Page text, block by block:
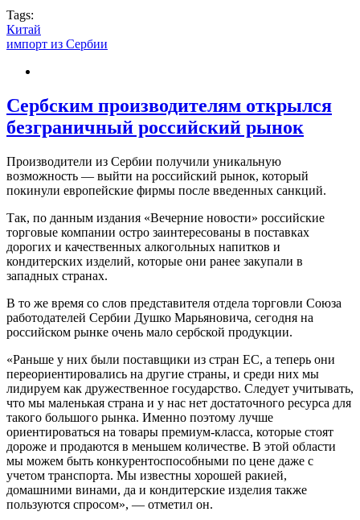
Tags:
Китай
импорт из Сербии
Сербским производителям открылся
безграничный российский рынок
Производители из Сербии получили уникальную
возможность — выйти на российский рынок, который
покинули европейские фирмы после введенных санкций.
Так, по данным издания «Вечерние новости» российские
торговые компании остро заинтересованы в поставках
дорогих и качественных алкогольных напитков и
кондитерских изделий, которые они ранее закупали в
западных странах.
В то же время со слов представителя отдела торговли Союза
работодателей Сербии Душко Марьяновича, сегодня на
российском рынке очень мало сербской продукции.
«Раньше у них были поставщики из стран ЕС, а теперь они
переориентировались на другие страны, и среди них мы
лидируем как дружественное государство. Следует учитывать,
что мы маленькая страна и у нас нет достаточного ресурса для
такого большого рынка. Именно поэтому лучше
ориентироваться на товары премиум-класса, которые стоят
дороже и продаются в меньшем количестве. В этой области
мы можем быть конкурентоспособными по цене даже с
учетом транспорта. Мы известны хорошей ракией,
домашними винами, да и кондитерские изделия также
пользуются спросом», — отметил он.